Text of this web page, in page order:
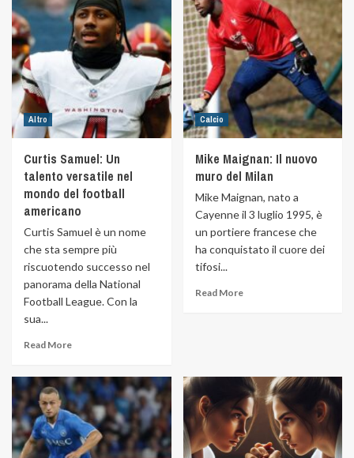
Altro
Curtis Samuel: Un
talento versatile nel
mondo del football
americano
Curtis Samuel è un nome
che sta sempre più
riscuotendo successo nel
panorama della National
Football League. Con la
sua...
Read More
Calcio
Mike Maignan: Il nuovo
muro del Milan
Mike Maignan, nato a
Cayenne il 3 luglio 1995, è
un portiere francese che
ha conquistato il cuore dei
tifosi...
Read More